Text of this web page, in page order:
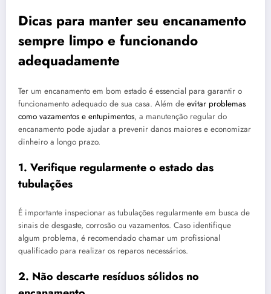
Dicas para manter seu encanamento
sempre limpo e funcionando
adequadamente
Ter um encanamento em bom estado é essencial para garantir o
funcionamento adequado de sua casa. Além de evitar problemas
como vazamentos e entupimentos, a manutenção regular do
encanamento pode ajudar a prevenir danos maiores e economizar
dinheiro a longo prazo.
1. Verifique regularmente o estado das
tubulações
É importante inspecionar as tubulações regularmente em busca de
sinais de desgaste, corrosão ou vazamentos. Caso identifique
algum problema, é recomendado chamar um profissional
qualificado para realizar os reparos necessários.
2. Não descarte resíduos sólidos no